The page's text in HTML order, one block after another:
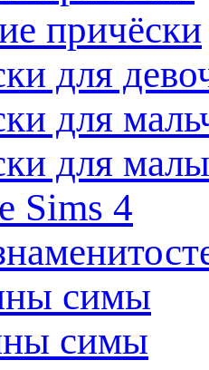
причёски
для
для
для
Sims 4
симы
симы